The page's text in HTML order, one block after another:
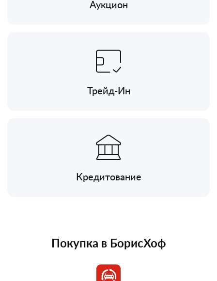
Аукцион
Трейд-Ин
Кредитование
Покупка в БорисХоф